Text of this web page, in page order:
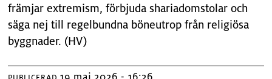
främjar extremism, förbjuda shariadomstolar och
säga nej till regelbundna böneutrop från religiösa
byggnader. (HV)